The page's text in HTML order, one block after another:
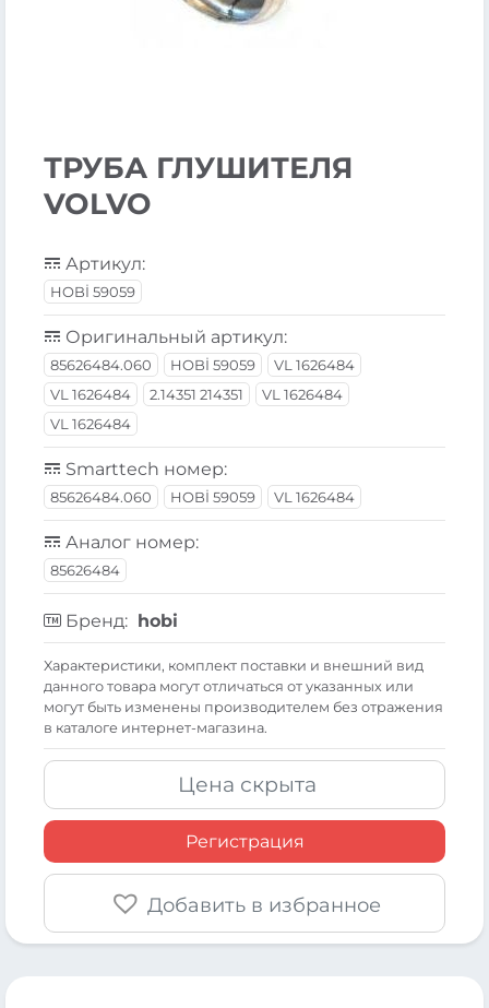
ТРУБА ГЛУШИТЕЛЯ
VOLVO
Артикул:
HOBİ 59059
Оригинальный артикул:
85626484.060 HOBİ 59059
VL 1626484
VL 1626484
2.14351 214351
VL 1626484
VL 1626484
Smarttech номер:
85626484.060 HOBİ 59059 VL 1626484
Аналог номер:
85626484
Бренд: hobi
Xарактеристики, комплект поставки и внешний вид
данного товара могут отличаться от указанных или
могут быть изменены производителем без отражения
в каталоге интернет-магазина.
Цена скрыта
Регистрация
Добавить в избранное